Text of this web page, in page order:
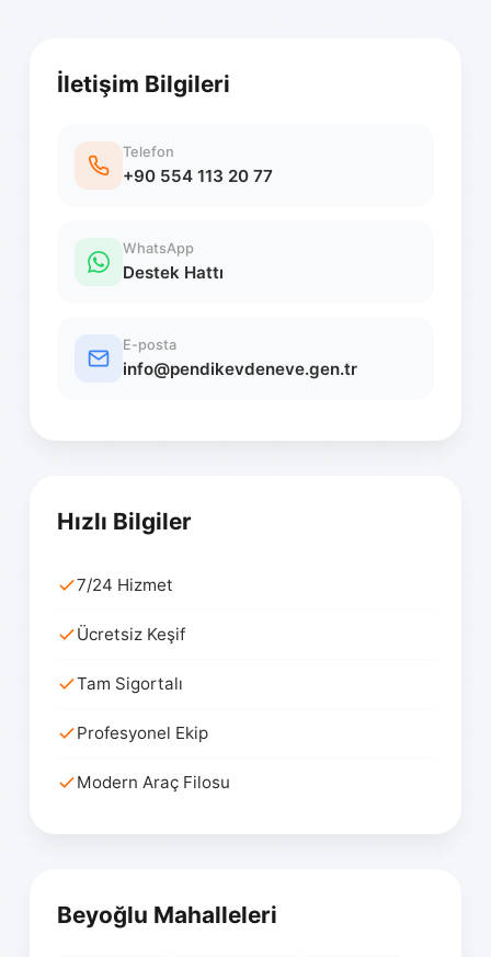
İletişim Bilgileri
Telefon
+90 554 113 20 77
WhatsApp
Destek Hattı
E-posta
info@pendikevdeneve.gen.tr
Hızlı Bilgiler
7/24 Hizmet
Ücretsiz Keşif
Tam Sigortalı
Profesyonel Ekip
Modern Araç Filosu
Beyoğlu Mahalleleri